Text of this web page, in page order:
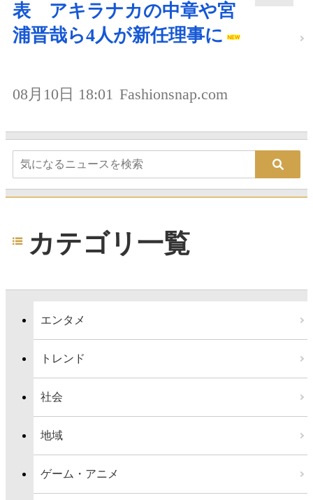
表 アキラナカの中章や宮
浦晋哉ら4人が新任理事に
08月10日 18:01 Fashionsnap.com
カテゴリ一覧
エンタメ
トレンド
社会
地域
ゲーム・アニメ